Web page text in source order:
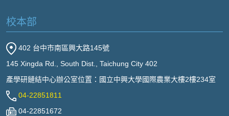
校本部
402 台中市南區興大路145號
145 Xingda Rd., South Dist., Taichung City 402
產學研鏈結中心辦公室位置：國立中興大學國際農業大樓2樓234室
04-22851811
04-22851672